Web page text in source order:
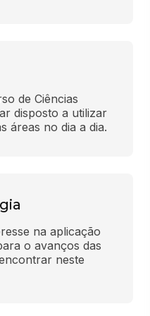
de Ciências
disposto a utilizar
áreas no dia a dia.
na aplicação
o avanços das
neste